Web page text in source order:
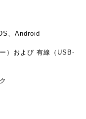
、Android
）および 有線（USB-